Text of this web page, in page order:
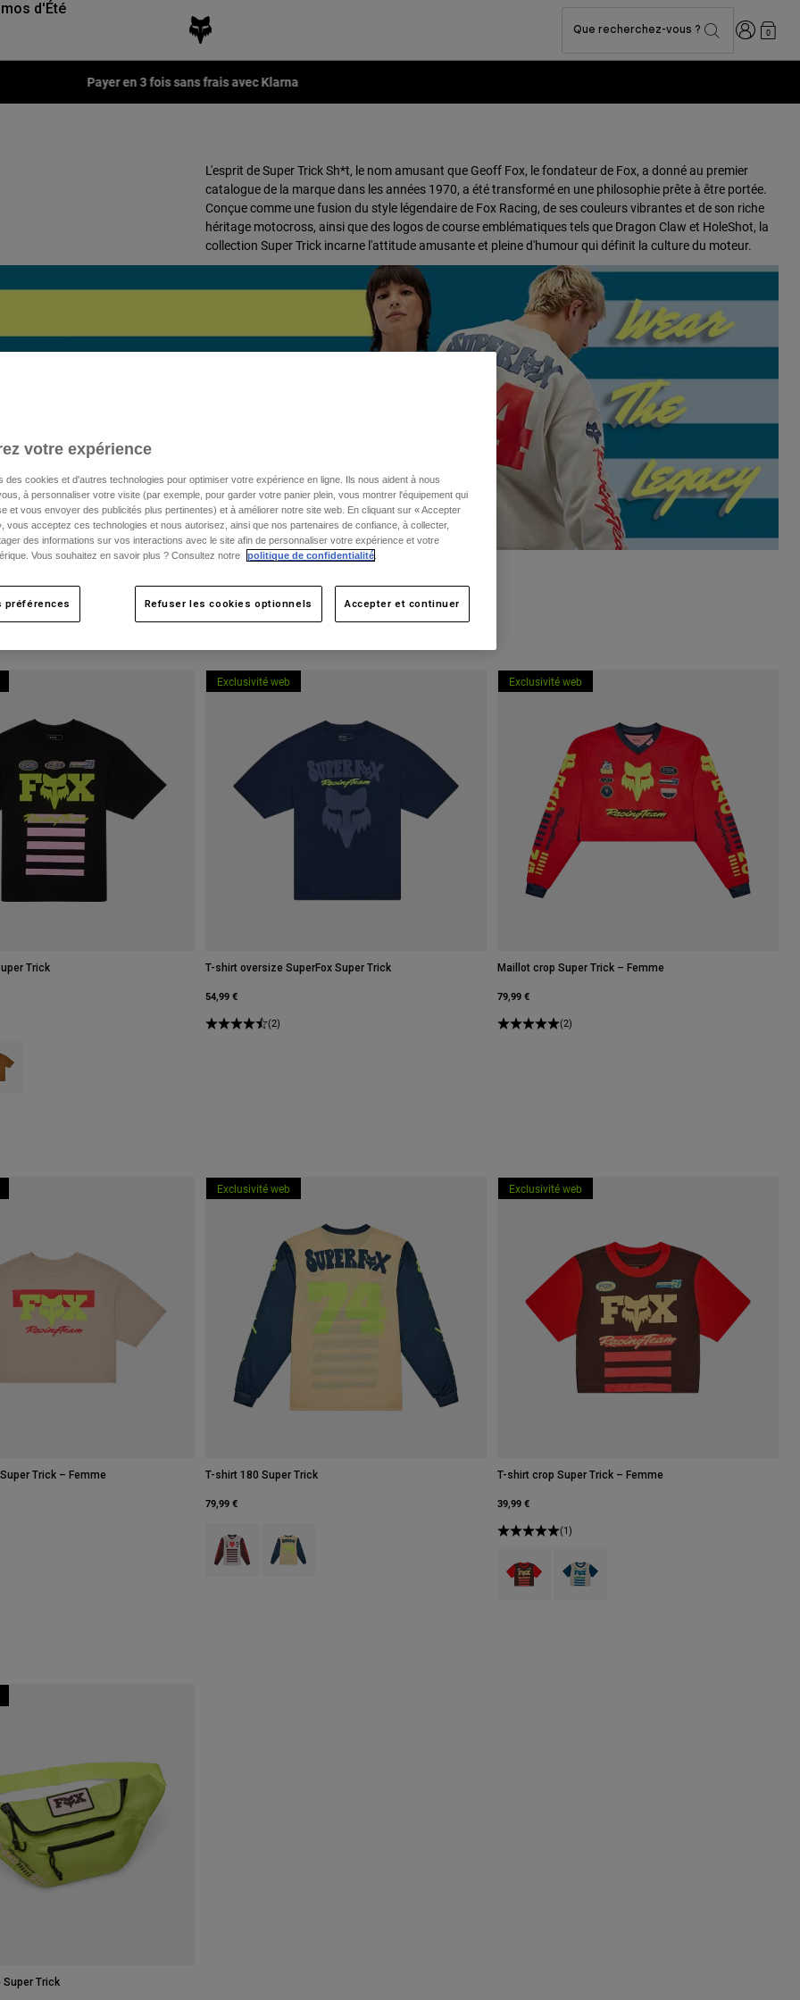
d'Été
Que recherchez-vous ? Connexion
0
Payer en 3 fois sans frais avec Klarna
L'esprit de Super Trick Sh*t, le nom amusant que Geoff Fox, le fondateur de Fox, a donné au premier
catalogue de la marque dans les années 1970, a été transformé en une philosophie prête à être portée.
Conçue comme une fusion du style légendaire de Fox Racing, de ses couleurs vibrantes et de son riche
héritage motocross, ainsi que des logos de course emblématiques tels que Dragon Claw et HoleShot, la
collection Super Trick incarne l'attitude amusante et pleine d'humour qui définit la culture du moteur.
Trick
of Noir.
swatch type of Marron.
Exclusivité web
T-shirt oversize SuperFox Super Trick
54,99 €
(2)
Exclusivité web
Maillot crop Super Trick – Femme
79,99 €
(2)
Trick – Femme
Exclusivité web
T-shirt 180 Super Trick
79,99 €
Product swatch type of Crème.
Product swatch type of Jaune.
Exclusivité web
T-shirt crop Super Trick – Femme
39,99 €
(1)
Trick
votre expérience
des cookies et d'autres technologies pour optimiser votre expérience en ligne. Ils nous aident à nous
à personnaliser votre visite (par exemple, pour garder votre panier plein, vous montrer l'équipement qui
et vous envoyer des publicités plus pertinentes) et à améliorer notre site web. En cliquant sur « Accepter
vous acceptez ces technologies et nous autorisez, ainsi que nos partenaires de confiance, à collecter,
des informations sur vos interactions avec le site afin de personnaliser votre expérience et votre
Vous souhaitez en savoir plus ? Consultez notre
politique de confidentialité
préférences Refuser les cookies optionnels Accepter et continuer